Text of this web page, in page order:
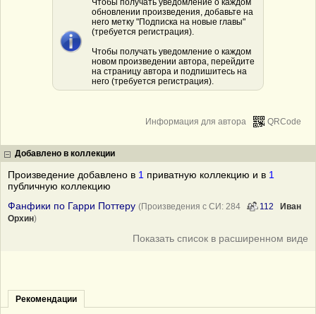
Чтобы получать уведомление о каждом
обновлении произведения, добавьте на
него метку "Подписка на новые главы"
(требуется регистрация).
Чтобы получать уведомление о каждом
новом произведении автора, перейдите
на страницу автора и подпишитесь на
него (требуется регистрация).
QRCode
Информация для автора
Добавлено в коллекции
Произведение добавлено в 1 приватную коллекцию и в 1
публичную коллекцию
Фанфики по Гарри Поттеру (Произведения с СИ: 284 112
Иван
Орхин)
Показать список в расширенном виде
Рекомендации